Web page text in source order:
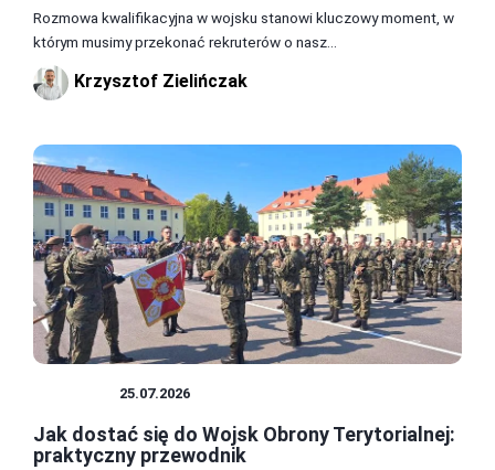
Rozmowa kwalifikacyjna w wojsku stanowi kluczowy moment, w
którym musimy przekonać rekruterów o nasz...
Krzysztof Zielińczak
25.07.2026
Jak dostać się do Wojsk Obrony Terytorialnej:
praktyczny przewodnik